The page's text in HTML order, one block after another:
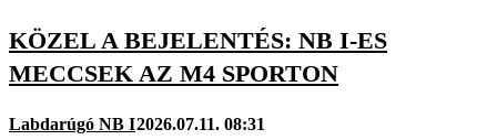
KÖZEL A BEJELENTÉS: NB I-ES
MECCSEK AZ M4 SPORTON
Labdarúgó NB I2026.07.11. 08:31